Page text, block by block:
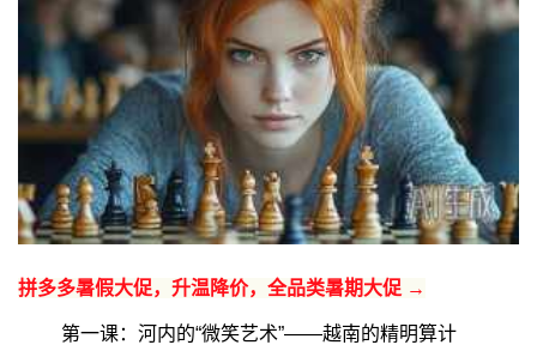
拼多多暑假大促，升温降价，全品类暑期大促 →
第一课：河内的“微笑艺术”——越南的精明算计